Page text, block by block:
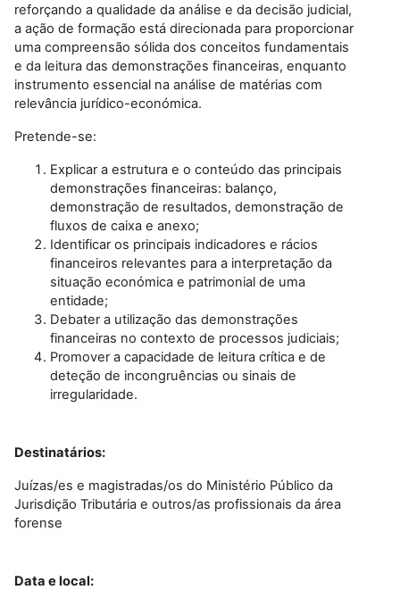
reforçando a qualidade da análise e da decisão judicial,
a ação de formação está direcionada para proporcionar
uma compreensão sólida dos conceitos fundamentais
e da leitura das demonstrações financeiras, enquanto
instrumento essencial na análise de matérias com
relevância jurídico-económica.
Pretende-se:
Explicar a estrutura e o conteúdo das principais
demonstrações financeiras: balanço,
demonstração de resultados, demonstração de
fluxos de caixa e anexo;
Identificar os principais indicadores e rácios
financeiros relevantes para a interpretação da
situação económica e patrimonial de uma
entidade;
Debater a utilização das demonstrações
financeiras no contexto de processos judiciais;
Promover a capacidade de leitura crítica e de
deteção de incongruências ou sinais de
irregularidade.
Destinatários:
Juízas/es e magistradas/os do Ministério Público da
Jurisdição Tributária e outros/as profissionais da área
forense
Data e local: